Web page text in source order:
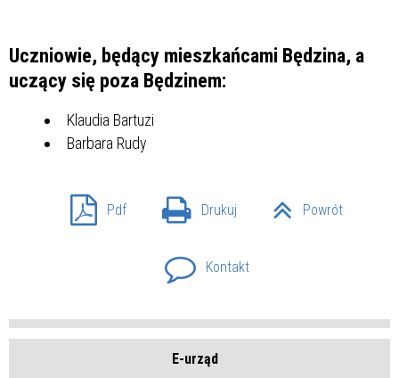
Uczniowie, będący mieszkańcami Będzina, a
uczący się poza Będzinem:
Klaudia Bartuzi
Barbara Rudy
Pdf Drukuj Powrót
Kontakt
E-urząd